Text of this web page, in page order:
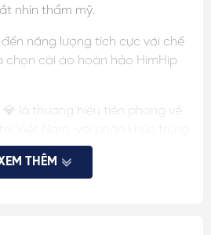
nhìn thẩm mỹ.
năng lượng tích cực với chế
cài áo hoàn hảo HimHip
💎 là thương hiệu tiên phong về
chí chất lượng trên từng chi
mẫu ghim cài áo, quà tặng
THÊM